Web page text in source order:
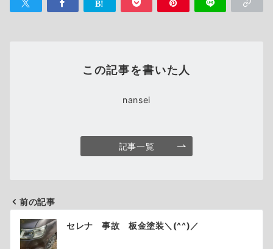
この記事を書いた人
nansei
記事一覧
投
稿
前の記事
セレナ 事故 板金塗装＼(^^)／